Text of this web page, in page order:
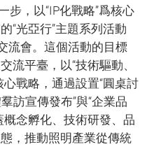
步，以“IP化戰略”爲核心
“光亞行”主題系列活動
流會。這個活動的目標
流平臺，以“技術驅動、
戰略，通過設置“圓桌討
訪宣傳發布”與“企業品
概念孵化、技術研發、品
，推動照明產業從傳統